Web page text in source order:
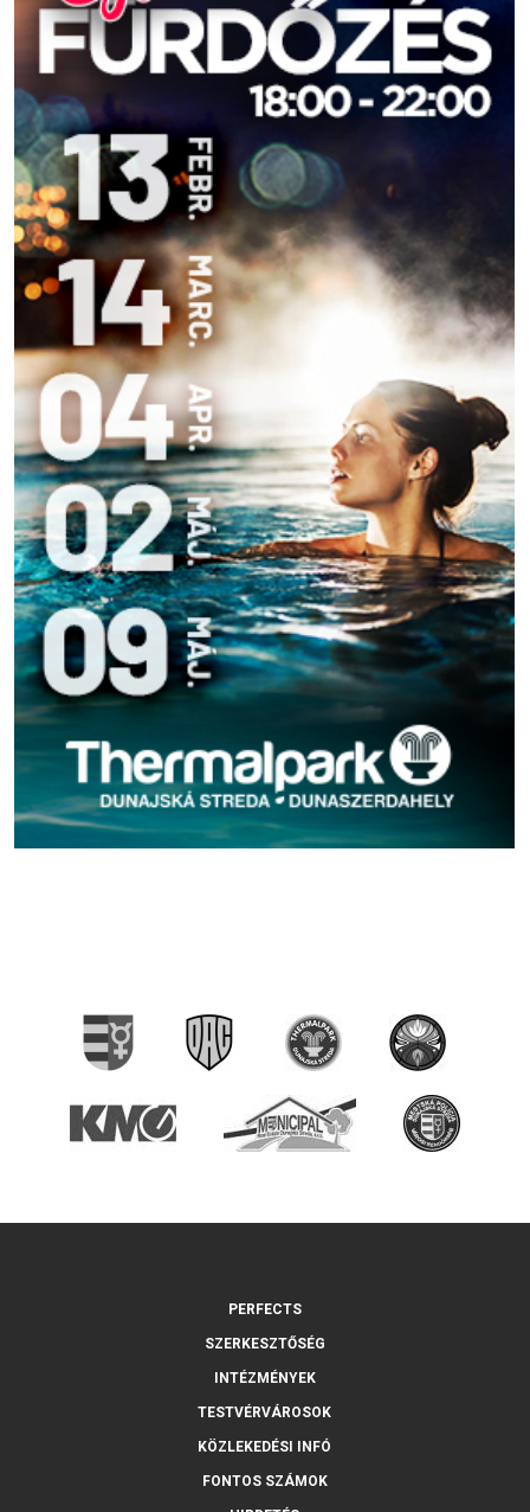
PERFECTS
SZERKESZTŐSÉG
INTÉZMÉNYEK
TESTVÉRVÁROSOK
KÖZLEKEDÉSI INFÓ
FONTOS SZÁMOK